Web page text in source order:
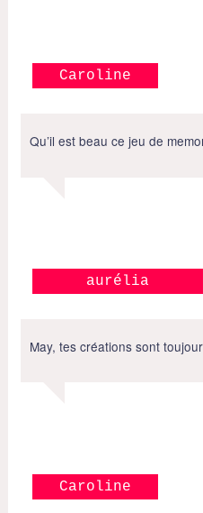
Caroline
Qu’il est beau ce jeu de
aurélia
May, tes créations sont
Caroline